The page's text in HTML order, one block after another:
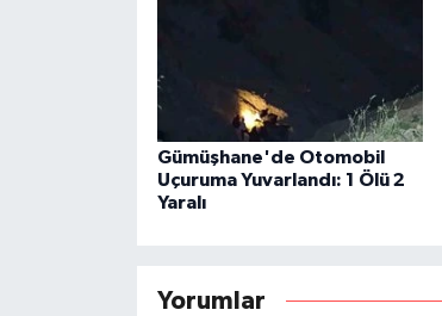
Gümüşhane'de Otomobil
Uçuruma Yuvarlandı: 1 Ölü 2
Yaralı
Yorumlar